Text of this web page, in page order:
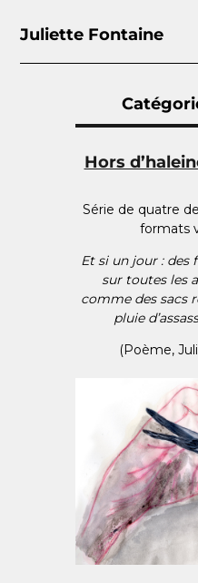
Juliette Fontaine
Hors
Série de quatre
formats
Et si un jour : des
sur toutes les
comme des sacs
pluie
(Poème,
des